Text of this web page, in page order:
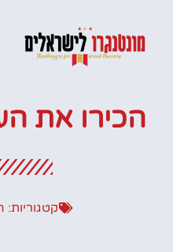
הכירו את
קטגוריות: